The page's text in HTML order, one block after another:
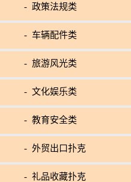
- 政策法规类
- 车辆配件类
- 旅游风光类
- 文化娱乐类
- 教育安全类
- 外贸出口扑克
- 礼品收藏扑克